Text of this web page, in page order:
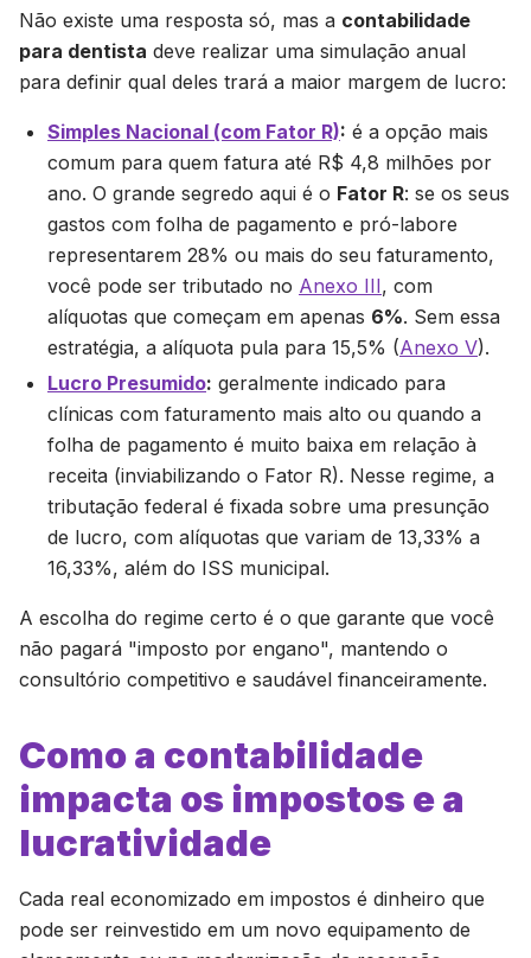
Não existe uma resposta só, mas a contabilidade
para dentista deve realizar uma simulação anual
para definir qual deles trará a maior margem de lucro:
Simples Nacional (com Fator R): é a opção mais
comum para quem fatura até R$ 4,8 milhões por
ano. O grande segredo aqui é o Fator R: se os seus
gastos com folha de pagamento e pró-labore
representarem 28% ou mais do seu faturamento,
você pode ser tributado no Anexo III, com
alíquotas que começam em apenas 6%. Sem essa
estratégia, a alíquota pula para 15,5% (Anexo V).
Lucro Presumido: geralmente indicado para
clínicas com faturamento mais alto ou quando a
folha de pagamento é muito baixa em relação à
receita (inviabilizando o Fator R). Nesse regime, a
tributação federal é fixada sobre uma presunção
de lucro, com alíquotas que variam de 13,33% a
16,33%, além do ISS municipal.
A escolha do regime certo é o que garante que você
não pagará "imposto por engano", mantendo o
consultório competitivo e saudável financeiramente.
Como a contabilidade
impacta os impostos e a
lucratividade
Cada real economizado em impostos é dinheiro que
pode ser reinvestido em um novo equipamento de